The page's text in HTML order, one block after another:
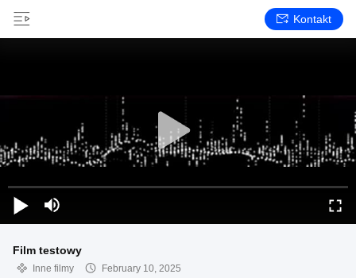
Kontakt
Film testowy
Inne filmy
February 10, 2025